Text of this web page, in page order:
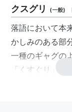
クスグリ (一般)
落語において本
かしみのある部分
一種のギャグの
「くすぐり」と